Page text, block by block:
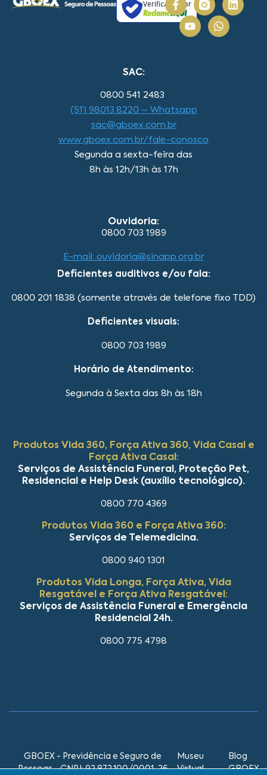
Verificada por
SAC:
0800 541 2483
(51) 98013.8220 – Whatsapp
sac@gboex.com.br
www.gboex.com.br/fale-conosco
Segunda a sexta-feira das
8h às 12h/13h às 17h
Ouvidoria:
0800 703 1989
E-mail: ouvidoria@sinapp.org.br
Deficientes auditivos e/ou fala:
0800 201 1838 (somente através de telefone fixo TDD)
Deficientes visuais:
0800 703 1989
Horário de Atendimento:
Segunda à Sexta das 8h às 18h
Produtos Vida 360, Força Ativa 360, Vida Casal e
Força Ativa Casal:
Serviços de Assistência Funeral, Proteção Pet,
Residencial e Help Desk (auxílio tecnológico).
0800 770 4369
Produtos Vida 360 e Força Ativa 360:
Serviços de Telemedicina.
0800 940 1301
Produtos Vida Longa, Força Ativa, Vida
Resgatável e Força Ativa Resgatável:
Serviços de Assistência Funeral e Emergência
Residencial 24h.
0800 775 4798
GBOEX - Previdência e Seguro de
Pessoas - CNPJ: 92.872.100/0001-26
Museu
Virtual
Blog
GBOEX